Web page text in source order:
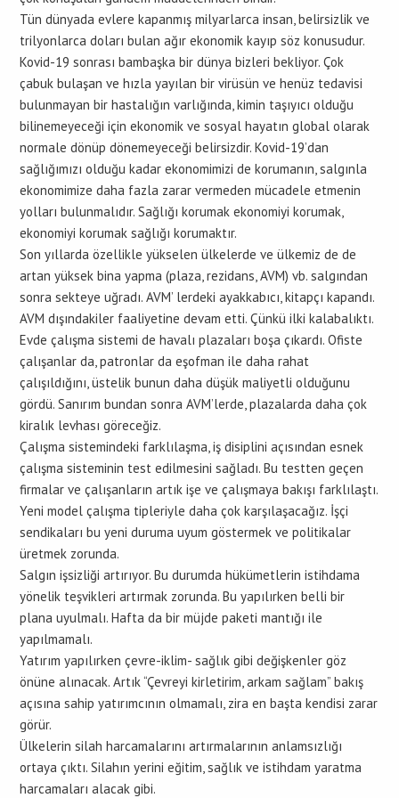
Tün dünyada evlere kapanmış milyarlarca insan, belirsizlik ve
trilyonlarca doları bulan ağır ekonomik kayıp söz konusudur.
Kovid-19 sonrası bambaşka bir dünya bizleri bekliyor. Çok
çabuk bulaşan ve hızla yayılan bir virüsün ve henüz tedavisi
bulunmayan bir hastalığın varlığında, kimin taşıyıcı olduğu
bilinemeyeceği için ekonomik ve sosyal hayatın global olarak
normale dönüp dönemeyeceği belirsizdir. Kovid-19’dan
sağlığımızı olduğu kadar ekonomimizi de korumanın, salgınla
ekonomimize daha fazla zarar vermeden mücadele etmenin
yolları bulunmalıdır. Sağlığı korumak ekonomiyi korumak,
ekonomiyi korumak sağlığı korumaktır.
Son yıllarda özellikle yükselen ülkelerde ve ülkemiz de de
artan yüksek bina yapma (plaza, rezidans, AVM) vb. salgından
sonra sekteye uğradı. AVM’ lerdeki ayakkabıcı, kitapçı kapandı.
AVM dışındakiler faaliyetine devam etti. Çünkü ilki kalabalıktı.
Evde çalışma sistemi de havalı plazaları boşa çıkardı. Ofiste
çalışanlar da, patronlar da eşofman ile daha rahat
çalışıldığını, üstelik bunun daha düşük maliyetli olduğunu
gördü. Sanırım bundan sonra AVM’lerde, plazalarda daha çok
kiralık levhası göreceğiz.
Çalışma sistemindeki farklılaşma, iş disiplini açısından esnek
çalışma sisteminin test edilmesini sağladı. Bu testten geçen
firmalar ve çalışanların artık işe ve çalışmaya bakışı farklılaştı.
Yeni model çalışma tipleriyle daha çok karşılaşacağız. İşçi
sendikaları bu yeni duruma uyum göstermek ve politikalar
üretmek zorunda.
Salgın işsizliği artırıyor. Bu durumda hükümetlerin istihdama
yönelik teşvikleri artırmak zorunda. Bu yapılırken belli bir
plana uyulmalı. Hafta da bir müjde paketi mantığı ile
yapılmamalı.
Yatırım yapılırken çevre-iklim- sağlık gibi değişkenler göz
önüne alınacak. Artık “Çevreyi kirletirim, arkam sağlam” bakış
açısına sahip yatırımcının olmamalı, zira en başta kendisi zarar
görür.
Ülkelerin silah harcamalarını artırmalarının anlamsızlığı
ortaya çıktı. Silahın yerini eğitim, sağlık ve istihdam yaratma
harcamaları alacak gibi.